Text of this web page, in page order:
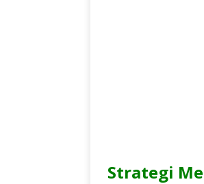
Strategi